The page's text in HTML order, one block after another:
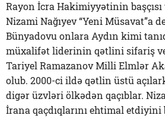
Rayon İcra Hakimiyyətinin başçısı
Nizami Nağıyev “Yeni Müsavat”a
Bünyadovu onlara Aydın kimi
müxalifət liderinin qətlini sifariş
Tariyel Ramazanov Milli Elmlər
olub. 2000-ci ildə qətlin üstü
digər üzvləri ölkədən qaçıblar.
İrana qaçdıqlarını ehtimal